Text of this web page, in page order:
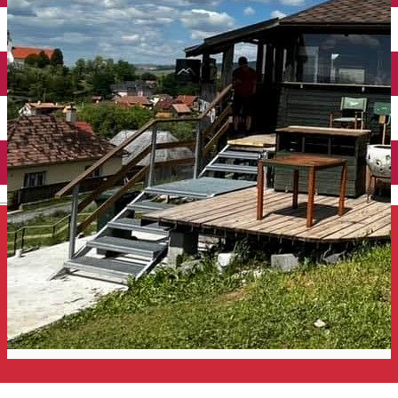
English
Închirieri auto
Închirieri de biciclete